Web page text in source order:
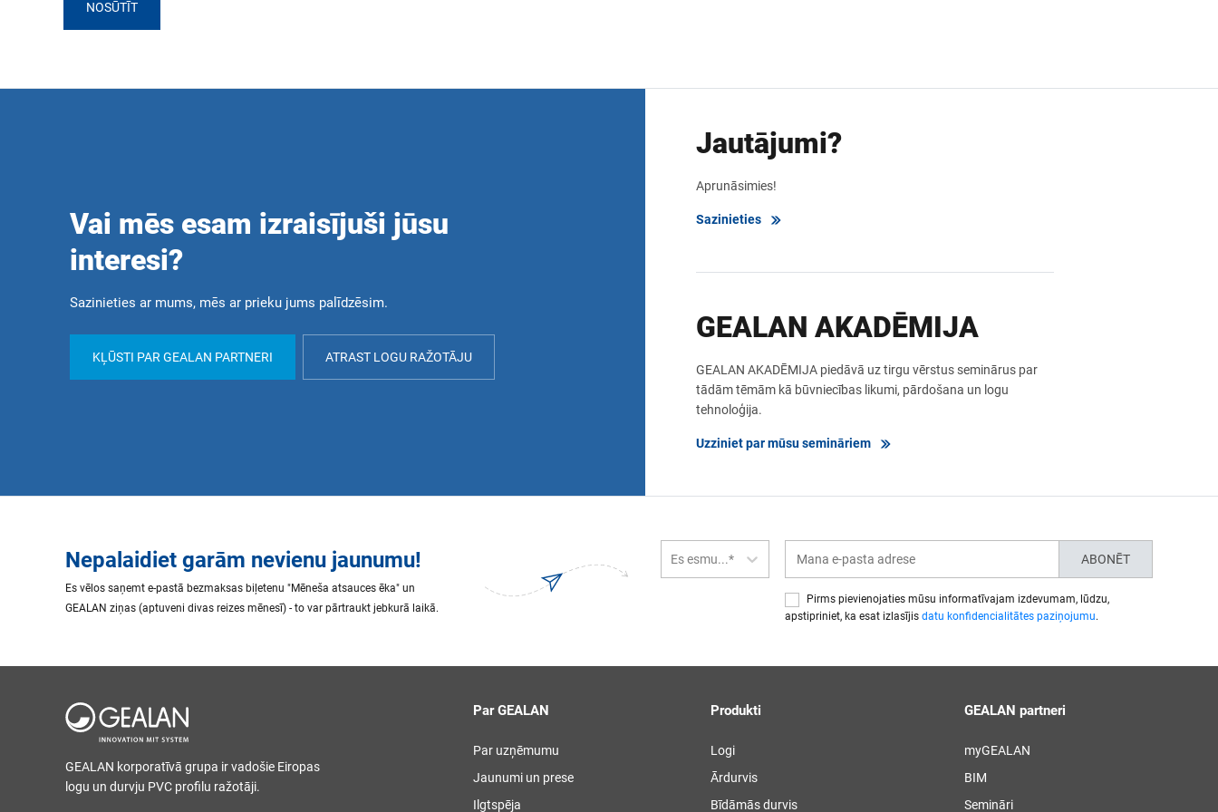
NOSŪTĪT
Vai mēs esam izraisījuši jūsu
interesi?
Sazinieties ar mums, mēs ar prieku jums palīdzēsim.
KĻŪSTI PAR GEALAN PARTNERI ATRAST LOGU RAŽOTĀJU
Jautājumi?
Aprunāsimies!
Sazinieties
GEALAN AKADĒMIJA
GEALAN AKADĒMIJA piedāvā uz tirgu vērstus seminārus par
tādām tēmām kā būvniecības likumi, pārdošana un logu
tehnoloģija.
Uzziniet par mūsu semināriem
Nepalaidiet garām nevienu jaunumu!
Es vēlos saņemt e-pastā bezmaksas biļetenu "Mēneša atsauces ēka" un
GEALAN ziņas (aptuveni divas reizes mēnesī) - to var pārtraukt jebkurā laikā.
Es esmu...* ABONĒT
Pirms pievienojaties mūsu informatīvajam izdevumam, lūdzu,
apstipriniet, ka esat izlasījisdatu konfidencialitātes paziņojumu.
GEALAN korporatīvā grupa ir vadošie Eiropas
logu un durvju PVC profilu ražotāji.
Par GEALAN
Par uzņēmumu
Jaunumi un prese
Ilgtspēja
Produkti
Logi
Ārdurvis
Bīdāmās durvis
GEALAN partneri
myGEALAN
BIM
Semināri